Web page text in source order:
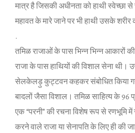
मात्र है ज‍िसकी अधीनता को हाथी स्‍वेच्‍छा
महावत के मारे जाने पर भी हाथी उसके शरीर
.
तम‍िळ राजाओं के पास भ‍िन्‍न भ‍िन्‍न आकारों
राजा के पास हाथ‍ियों की व‍िशाल सेना थी।
सेलकेलड़ु कुट्टवन कहकर संबोध‍ित क‍िया
बादलों जैसा व‍िशाल। तम‍िळ साह‍ित्‍य के 96
एक “परनी” की रचना व‍िशेष रूप से रणभूम‍ि
करने वाले राजा या सेनापत‍ि के लि‍ए ही की